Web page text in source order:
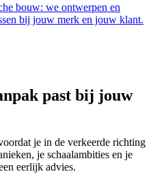
bouw: we ontwerpen en
bij jouw merk en jouw klant.
past bij jouw
je in de verkeerde richting
je schaalambities en je
eerlijk advies.